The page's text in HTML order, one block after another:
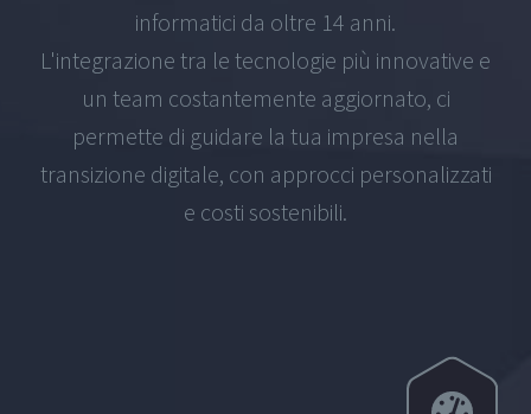
informatici da oltre 14 anni.
L'integrazione tra le tecnologie più innovative e
un team costantemente aggiornato, ci
permette di guidare la tua impresa nella
transizione digitale, con approcci personalizzati
e costi sostenibili.